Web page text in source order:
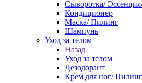
Сыворотка/
Кондиционер
Маска/ Пилинг
Шампунь
Уход за телом
Назад
Уход за телом
Дезодорант
Крем для ног/